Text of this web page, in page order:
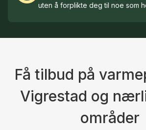
uten å forplikte deg til noe som
Få tilbud på
Vigrestad og
områder